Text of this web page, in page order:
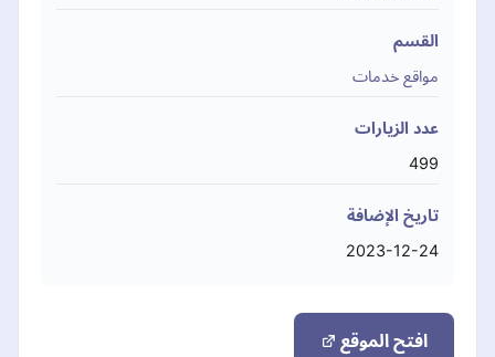
القسم
مواقع خدمات
عدد الزيارات
499
تاريخ الإضافة
2023-12-24
افتح الموقع